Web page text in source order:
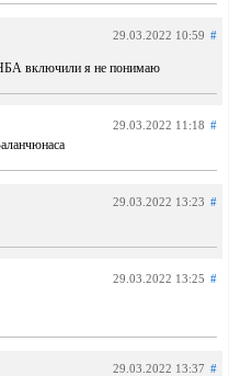
29.03.2022 10:59 #
включили я не понимаю
29.03.2022 11:18 #
29.03.2022 13:23 #
29.03.2022 13:25 #
29.03.2022 13:37 #